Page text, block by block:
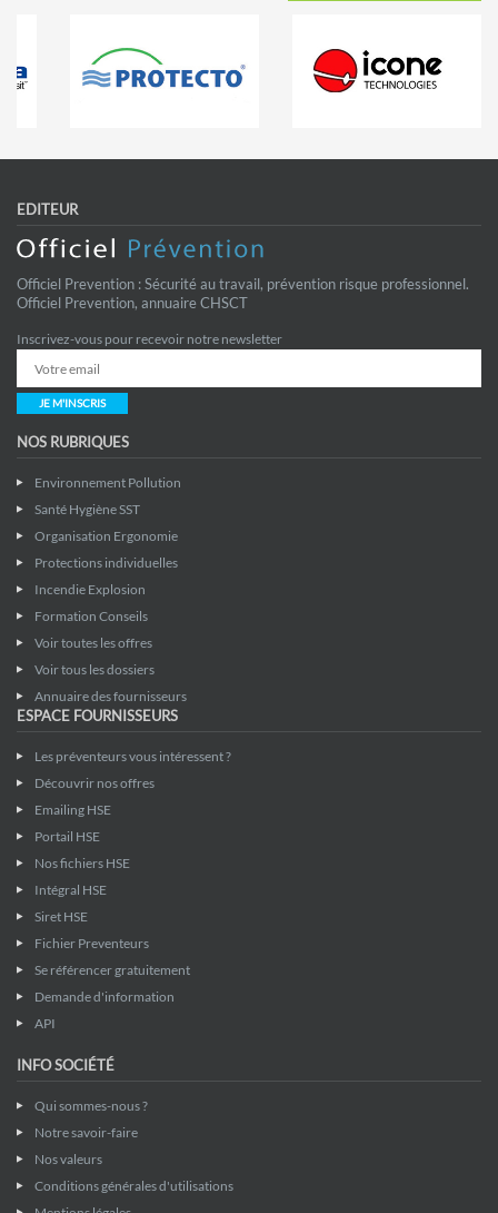
EDITEUR
Officiel Prevention : Sécurité au travail, prévention risque professionnel.
Officiel Prevention, annuaire CHSCT
Inscrivez-vous pour recevoir notre newsletter
JE M'INSCRIS
NOS RUBRIQUES
Environnement Pollution
Santé Hygiène SST
Organisation Ergonomie
Protections individuelles
Incendie Explosion
Formation Conseils
Voir toutes les offres
Voir tous les dossiers
Annuaire des fournisseurs
ESPACE FOURNISSEURS
Les préventeurs vous intéressent ?
Découvrir nos offres
Emailing HSE
Portail HSE
Nos fichiers HSE
Intégral HSE
Siret HSE
Fichier Preventeurs
Se référencer gratuitement
Demande d'information
API
INFO SOCIÉTÉ
Qui sommes-nous ?
Notre savoir-faire
Nos valeurs
Conditions générales d'utilisations